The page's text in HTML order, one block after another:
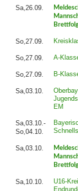
Sa,26.09.
So,27.09.
So,27.09. A-
So,27.09. B-
Sa,03.10.
EM
Sa,03.10.-
So,04.10.
Sa,03.10.
Sa,10.10.
U16-